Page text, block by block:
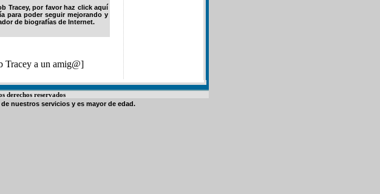
Tracey, por favor haz click aquí
para poder seguir mejorando y
de biografías de Internet.
Tracey a un amig@]
derechos reservados
nuestros servicios y es mayor de edad.